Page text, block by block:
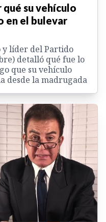
su vehículo
en el bulevar
y líder del Partido
detalló qué fue lo
que su vehículo
desde la madrugada